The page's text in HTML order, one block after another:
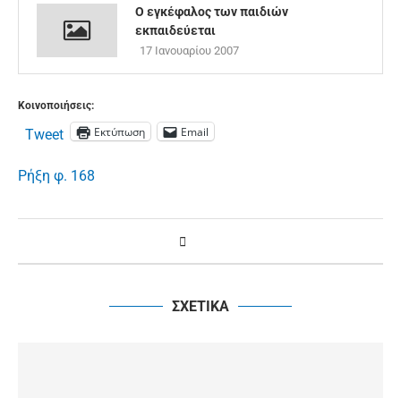
Ο εγκέφαλος των παιδιών
εκπαιδεύεται
17 Ιανουαρίου 2007
Κοινοποιήσεις:
Tweet Εκτύπωση Email
Ρήξη φ. 168
ΣΧΕΤΙΚΑ